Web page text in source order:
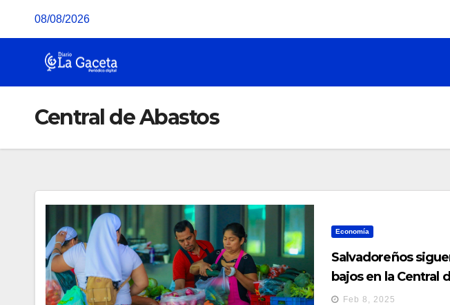
08/08/2026
Central de Abastos
Economía
Salvadoreños
bajos en la Central
Feb 8, 2025